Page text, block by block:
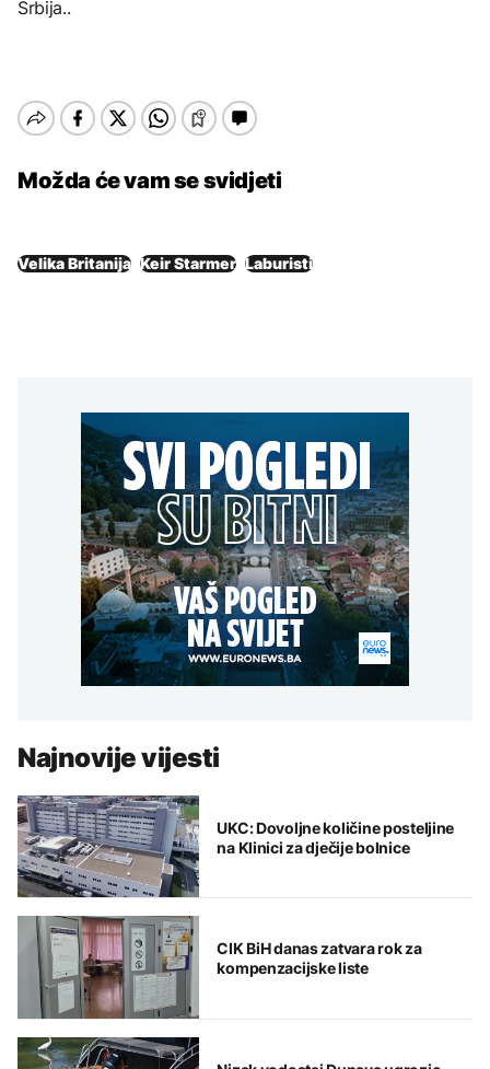
Srbija..
Možda će vam se svidjeti
Velika Britanija Keir Starmer Laburisti
Najnovije vijesti
UKC: Dovoljne količine posteljine
na Klinici za dječije bolnice
CIK BiH danas zatvara rok za
kompenzacijske liste